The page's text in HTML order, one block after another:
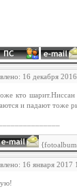
16 декабря
кто шарит.Ниссан
и падают тоже
16 января 2017